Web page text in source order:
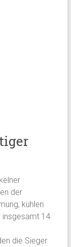
der
kühlen
insgesamt 14
die Sieger